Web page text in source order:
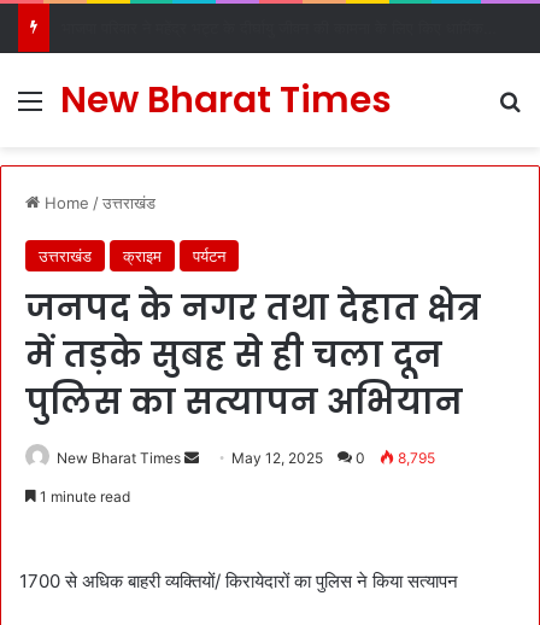
Menu
New Bharat Times
Home /उत्तराखंड
उत्तराखंड क्राइम पर्यटन
जनपद के नगर तथा देहात क्षेत्र
में तड़के सुबह से ही चला दून
पुलिस का सत्यापन अभियान
New Bharat Times
a
May 12, 2025 0 8,795
1 minute read
1700 से अधिक बाहरी व्यक्तियों/ किरायेदारों का पुलिस ने किया सत्यापन